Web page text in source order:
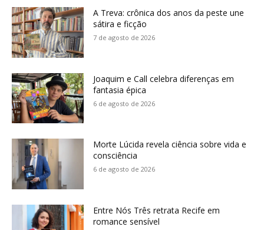
A Treva: crônica dos anos da peste une
sátira e ficção
7 de agosto de 2026
Joaquim e Call celebra diferenças em
fantasia épica
6 de agosto de 2026
Morte Lúcida revela ciência sobre vida e
consciência
6 de agosto de 2026
Entre Nós Três retrata Recife em
romance sensível